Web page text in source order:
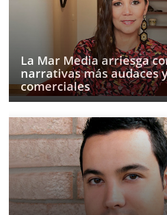
La Mar Media arriesga
narrativas más audaces
comerciales